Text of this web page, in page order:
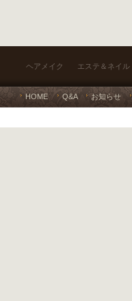
ヘアメイク エステ＆ネイル
HOME Q&A お知らせ